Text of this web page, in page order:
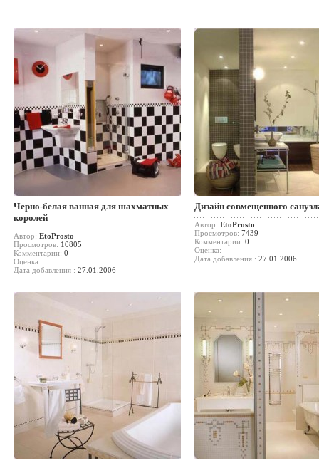
Черно-белая ванная для шахматных
королей
Автор: EtoProsto
Просмотров: 10805
Комментарии: 0
Оценка:
Дата добавления : 27.01.2006
Дизайн совмещенного
Автор: EtoProsto
Просмотров: 7439
Комментарии: 0
Оценка:
Дата добавления : 27.01.2006